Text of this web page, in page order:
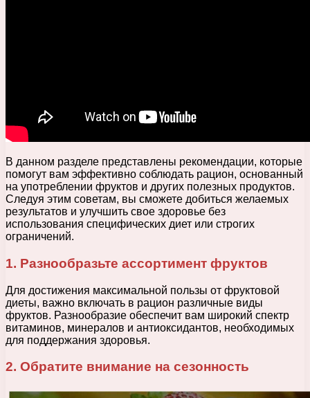
В данном разделе представлены рекомендации, которые
помогут вам эффективно соблюдать рацион, основанный
на употреблении фруктов и других полезных продуктов.
Следуя этим советам, вы сможете добиться желаемых
результатов и улучшить свое здоровье без
использования специфических диет или строгих
ограничений.
1. Разнообразьте ассортимент фруктов
Для достижения максимальной пользы от фруктовой
диеты, важно включать в рацион различные виды
фруктов. Разнообразие обеспечит вам широкий спектр
витаминов, минералов и антиоксидантов, необходимых
для поддержания здоровья.
2. Обратите внимание на сезонность